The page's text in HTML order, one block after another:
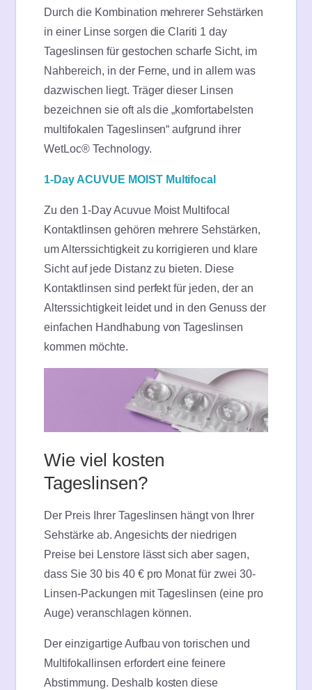
Durch die Kombination mehrerer Sehstärken
in einer Linse sorgen die Clariti 1 day
Tageslinsen für gestochen scharfe Sicht, im
Nahbereich, in der Ferne, und in allem was
dazwischen liegt. Träger dieser Linsen
bezeichnen sie oft als die „komfortabelsten
multifokalen Tageslinsen“ aufgrund ihrer
WetLoc® Technology.
1-Day ACUVUE MOIST Multifocal
Zu den 1-Day Acuvue Moist Multifocal
Kontaktlinsen gehören mehrere Sehstärken,
um Alterssichtigkeit zu korrigieren und klare
Sicht auf jede Distanz zu bieten. Diese
Kontaktlinsen sind perfekt für jeden, der an
Alterssichtigkeit leidet und in den Genuss der
einfachen Handhabung von Tageslinsen
kommen möchte.
Wie viel kosten
Tageslinsen?
Der Preis Ihrer Tageslinsen hängt von Ihrer
Sehstärke ab. Angesichts der niedrigen
Preise bei Lenstore lässt sich aber sagen,
dass Sie 30 bis 40 € pro Monat für zwei 30-
Linsen-Packungen mit Tageslinsen (eine pro
Auge) veranschlagen können.
Der einzigartige Aufbau von torischen und
Multifokallinsen erfordert eine feinere
Abstimmung. Deshalb kosten diese